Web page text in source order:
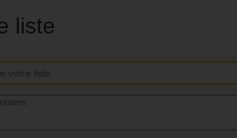
liste